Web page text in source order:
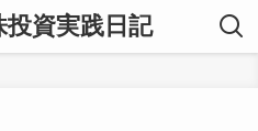
投資実践日記